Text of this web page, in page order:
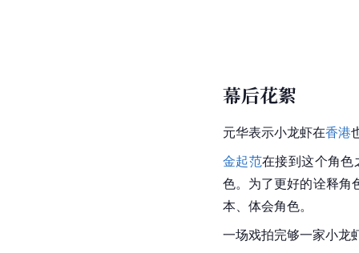
幕后花絮
元华表示小龙虾在香港
金起范在接到这个角色
色。为了更好的诠释角
本、体会角色。
一场戏拍完够一家小龙